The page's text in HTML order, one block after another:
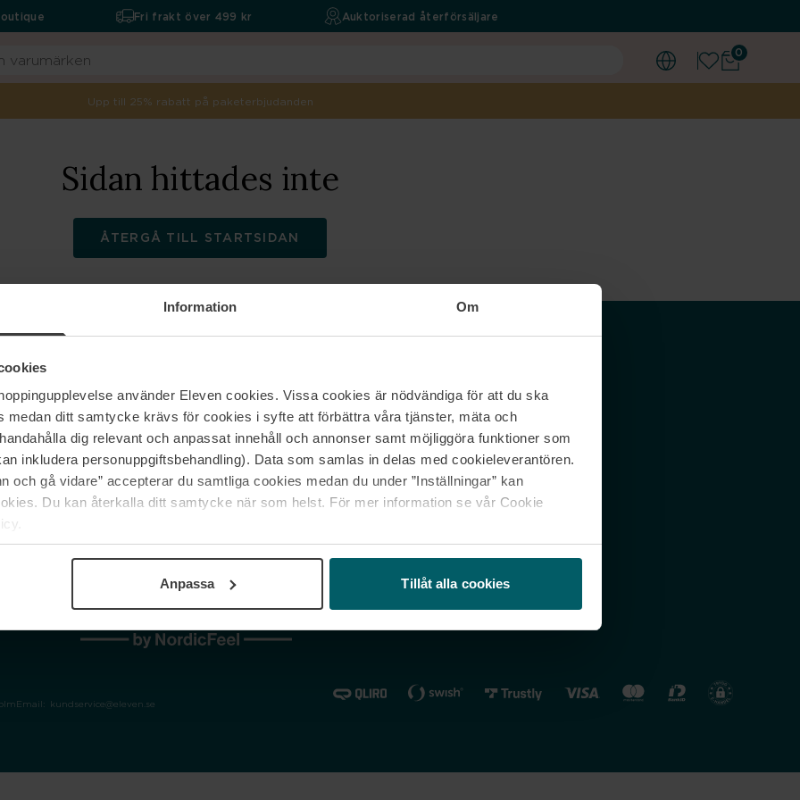
Information Om
använder Eleven cookies. Vissa cookies är nödvändiga för att du ska
medan ditt samtycke krävs för cookies i syfte att förbättra våra tjänster, mäta och
dig relevant och anpassat innehåll och annonser samt möjliggöra funktioner som
inkludera personuppgiftsbehandling). Data som samlas in delas med cookieleverantören.
och gå vidare” accepterar du samtliga cookies medan du under ”Inställningar” kan
Du kan återkalla ditt samtycke när som helst. För mer information se vår Cookie
Anpassa Tillåt alla cookies
0
Fri frakt över 499 kr Auktoriserad återförsäljare
Upp till 25% rabatt på paketerbjudanden
Sidan hittades inte
ÅTERGÅ TILL STARTSIDAN
Om oss
Jobba hos oss
Våra varumärken
Kontakta oss
Vanliga frågor & svar
Spåra min beställning
reklamationer
Nordicfeel SE
Nordicfeel FI
Nordicfeel NO
Email: kundservice@eleven.se